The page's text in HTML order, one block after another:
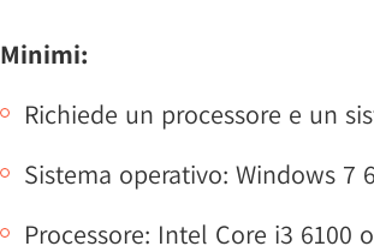
Minimi:
Richiede un processore e un
Sistema operativo: Windows 7
Processore: Intel Core i3 6100